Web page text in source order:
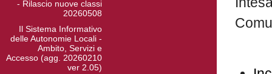
- Rilascio nuove classi
20260508
Il Sistema Informativo
delle Autonomie Locali -
Ambito, Servizi e
Accesso (agg. 20260210
ver 2.05)